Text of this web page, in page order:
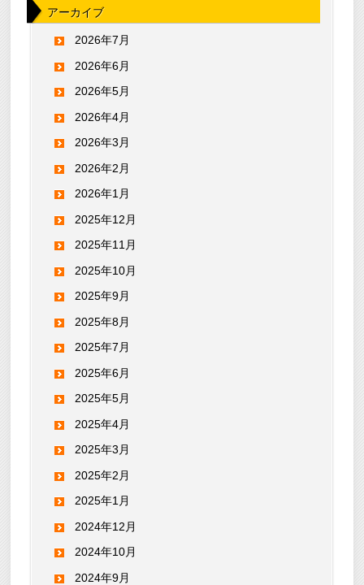
アーカイブ
2026年7月
2026年6月
2026年5月
2026年4月
2026年3月
2026年2月
2026年1月
2025年12月
2025年11月
2025年10月
2025年9月
2025年8月
2025年7月
2025年6月
2025年5月
2025年4月
2025年3月
2025年2月
2025年1月
2024年12月
2024年10月
2024年9月